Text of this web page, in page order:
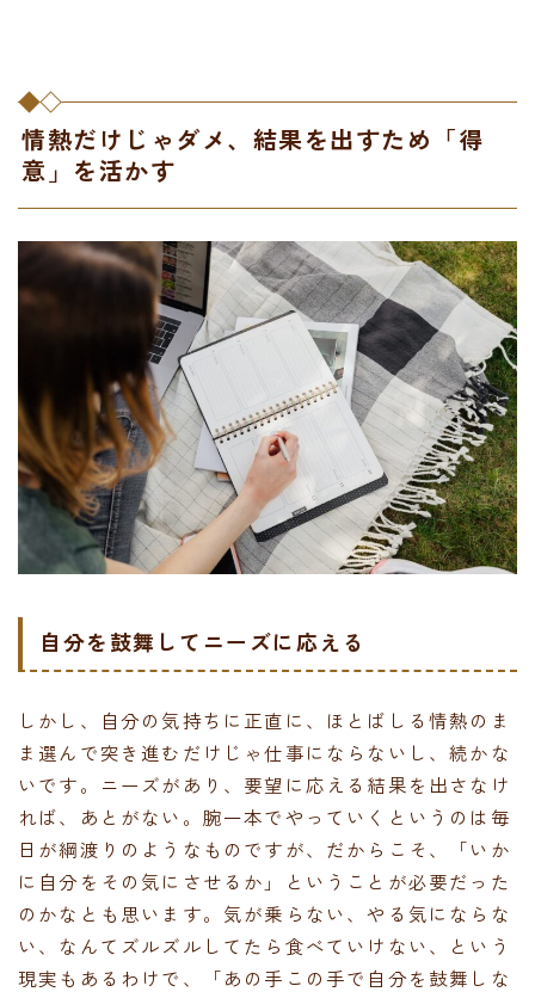
情熱だけじゃダメ、結果を出すため「得
意」を活かす
自分を鼓舞してニーズに応える
しかし、自分の気持ちに正直に、ほとばしる情熱のま
ま選んで突き進むだけじゃ仕事にならないし、続かな
いです。ニーズがあり、要望に応える結果を出さなけ
れば、あとがない。腕一本でやっていくというのは毎
日が綱渡りのようなものですが、だからこそ、「いか
に自分をその気にさせるか」ということが必要だった
のかなとも思います。気が乗らない、やる気にならな
い、なんてズルズルしてたら食べていけない、という
現実もあるわけで、「あの手この手で自分を鼓舞しな